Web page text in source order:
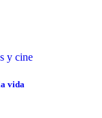
y cine
vida